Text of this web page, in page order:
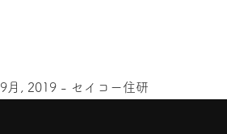
9月, 2019 - セイコー住研